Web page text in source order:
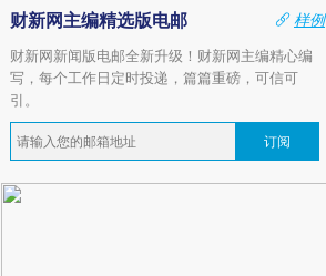
财新网主编精选版电邮
样例
财新网新闻版电邮全新升级！财新网主编精心编
写，每个工作日定时投递，篇篇重磅，可信可
引。
订阅